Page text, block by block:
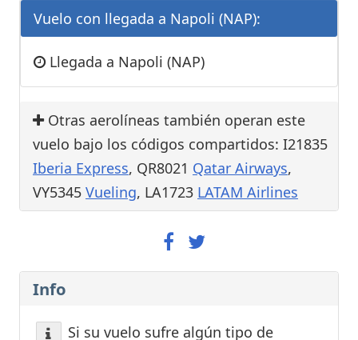
Vuelo con llegada a Napoli (NAP):
Llegada a Napoli (NAP)
Otras aerolíneas también operan este
vuelo bajo los códigos compartidos: I21835
Iberia Express, QR8021 Qatar Airways,
VY5345 Vueling, LA1723 LATAM Airlines
Info
Si su vuelo sufre algún tipo de